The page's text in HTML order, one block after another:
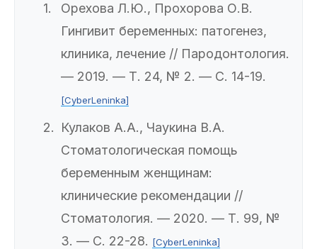
Орехова Л.Ю., Прохорова О.В.
Гингивит беременных: патогенез,
клиника, лечение // Пародонтология.
— 2019. — Т. 24, № 2. — С. 14-19.
[CyberLeninka]
Кулаков А.А., Чаукина В.А.
Стоматологическая помощь
беременным женщинам:
клинические рекомендации //
Стоматология. — 2020. — Т. 99, №
3. — С. 22-28. [CyberLeninka]